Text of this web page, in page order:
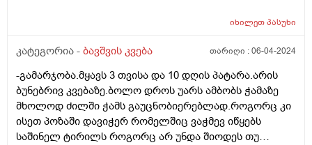
იხილეთპასუხი
კატეგორია - ბავშვის კვება თარიღი :06-04-2024
-გამარჯობა.მყავს 3 თვისა და 10 დღის პატარა.არის
ბუნებრივ კვებაზე.ბოლო დროს უარს ამბობს ჭამაზე
მხოლოდ ძილში ჭამს გაუცნობიერებლად.როგორც კი
ისეთ პოზაში დავიჭერ რომელშიც ვაჭმევ იწყებს
საშინელ ტირილს როგორც არ უნდა შიოდეს თუ